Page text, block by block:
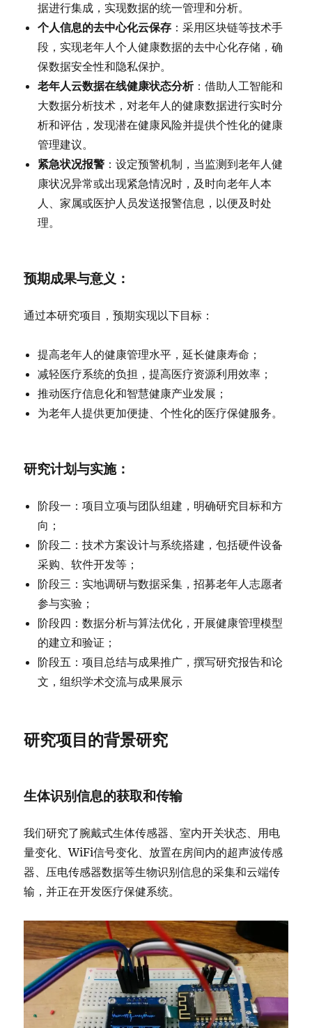
据进行集成，实现数据的统一管理和分析。
个人信息的去中心化云保存 ：采用区块链等技术手
段，实现老年人个人健康数据的去中心化存储，确
保数据安全性和隐私保护。
老年人云数据在线健康状态分析：借助人工智能和
大数据分析技术，对老年人的健康数据进行实时分
析和评估，发现潜在健康风险并提供个性化的健康
管理建议。
紧急状况报警 ：设定预警机制，当监测到老年人健
康状况异常或出现紧急情况时，及时向老年人本
人、家属或医护人员发送报警信息，以便及时处
理。
预期成果与意义 ：
通过本研究项目，预期实现以下目标：
提高老年人的健康管理水平，延长健康寿命；
减轻医疗系统的负担，提高医疗资源利用效率；
推动医疗信息化和智慧健康产业发展；
为老年人提供更加便捷、个性化的医疗保健服务。
研究计划与实施：
阶段一：项目立项与团队组建，明确研究目标和方
向；
阶段二：技术方案设计与系统搭建，包括硬件设备
采购、软件开发等；
阶段三：实地调研与数据采集，招募老年人志愿者
参与实验；
阶段四：数据分析与算法优化，开展健康管理模型
的建立和验证；
阶段五：项目总结与成果推广，撰写研究报告和论
文，组织学术交流与成果展示
研究项目的背景研究
生体识别信息的获取和传输
我们研究了腕戴式生体传感器、室内开关状态、用电
量变化、WiFi信号变化、放置在房间内的超声波传感
器、压电传感器数据等生物识别信息的采集和云端传
输，并正在开发医疗保健系统。